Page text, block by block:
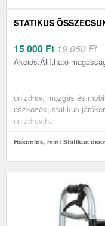
STATIKUS
15 000 Ft19 050 Ft
Akciós.Állítható
unizdrav, mozgás és
eszközök, statikus
unizdrav.hu
Hasonlók, mint Statikus